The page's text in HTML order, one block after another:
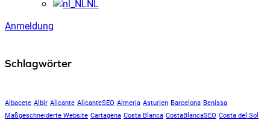
NL
Anmeldung
Schlagwörter
Albacete Albir Alicante AlicanteSEO Almeria Asturien Barcelona Benissa
Maßgeschneiderte Website Cartagena Costa Blanca CostaBlancaSEO Costa del Sol